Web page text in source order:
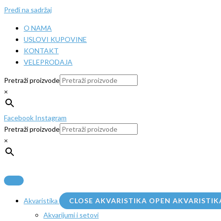
Pređi na sadržaj
O NAMA
USLOVI KUPOVINE
KONTAKT
VELEPRODAJA
Pretraži proizvode
×
Facebook Instagram
Pretraži proizvode
×
Akvaristika CLOSE AKVARISTIKA OPEN
Akvarijumi i setovi